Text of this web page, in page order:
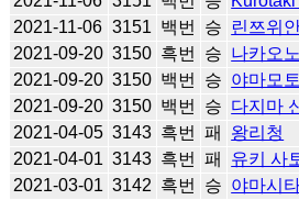
2021-11-06 3151 백번 승 린쯔위
2021-09-20 3150 흑번 승 나카오
2021-09-20 3150 백번 승 야마모
2021-09-20 3150 백번 승 다지마
2021-04-05 3143 흑번 패 왕리청
2021-04-01 3143 흑번 패 유키 사
2021-03-01 3142 흑번 승 야마시